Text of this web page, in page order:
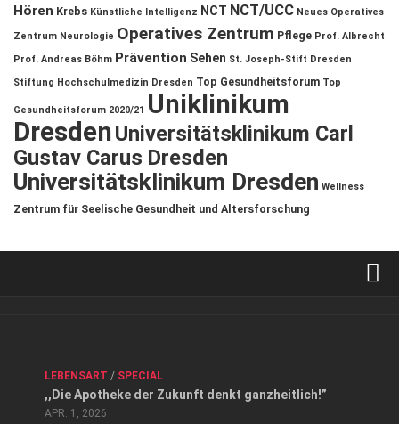
Hören Krebs Künstliche Intelligenz NCT NCT/UCC Neues Operatives
Zentrum Neurologie Operatives Zentrum Pflege Prof. Albrecht
Prof. Andreas Böhm Prävention Sehen St. Joseph-Stift Dresden
Stiftung Hochschulmedizin Dresden Top Gesundheitsforum Top
Gesundheitsforum 2020/21 Uniklinikum
DresdenUniversitätsklinikum Carl
Gustav Carus Dresden
Universitätsklinikum Dresden Wellness
Zentrum für Seelische Gesundheit und Altersforschung
Datenschutzerklärung
Top Magazin Dresden / Ostsachsen
LEBENSART / SPECIAL
,,Die Apotheke der Zukunft denkt ganzheitlich!”
APR. 1, 2026